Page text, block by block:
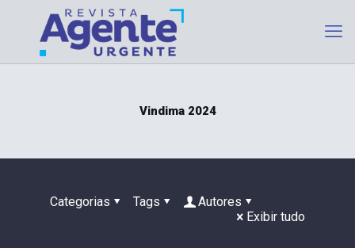
Vindima 2024
Categorias Tags
Autores
Exibir tudo